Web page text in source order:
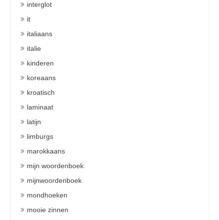
interglot
it
italiaans
italie
kinderen
koreaans
kroatisch
laminaat
latijn
limburgs
marokkaans
mijn woordenboek
mijnwoordenboek
mondhoeken
mooie zinnen